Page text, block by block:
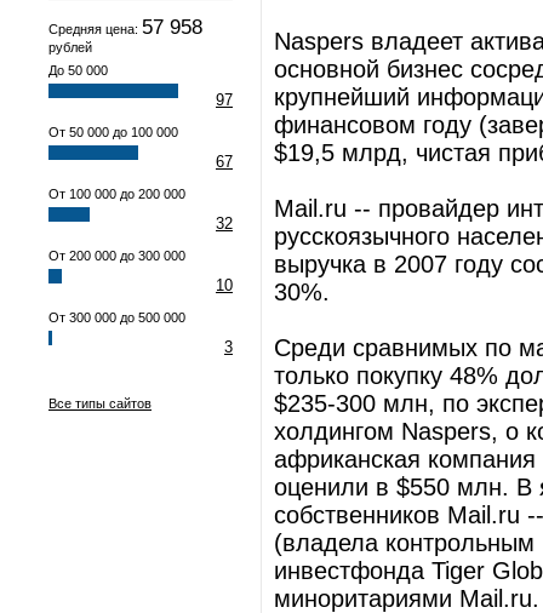
Средняя цена: 57 958
рублей
До 50 000
97
От 50 000 до 100 000
67
От 100 000 до 200 000
32
От 200 000 до 300 000
10
От 300 000 до 500 000
3
Все типы сайтов
Naspers владеет
основной бизнес
крупнейший
финансовом году
$19,5 млрд, чистая
Mail.ru -- провайдер
русскоязычного
выручка в 2007 году
30%.
Среди сравнимых по
только покупку 48%
$235-300 млн, по
холдингом Naspers, о
африканская
оценили в $550 млн. В
собственников Mail.ru
(владела контрольным
инвестфонда Tiger
миноритариями Mail.ru.